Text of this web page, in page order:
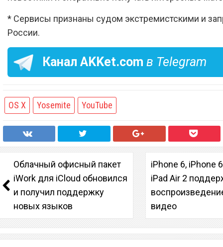
* Сервисы признаны судом экстремистскими и
России.
Канал AKKet.com в Telegram
OS X Yosemite YouTube
Облачный офисный пакет
iWork для iCloud обновился
и получил поддержку
новых языков
iPhone 6, iPhone
iPad Air 2
видео